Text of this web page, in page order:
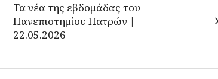
Τα νέα της εβδομάδας του
Πανεπιστημίου Πατρών |
22.05.2026